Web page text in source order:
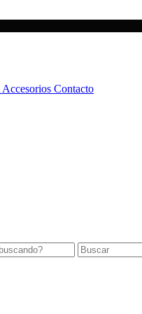
Accesorios Contacto